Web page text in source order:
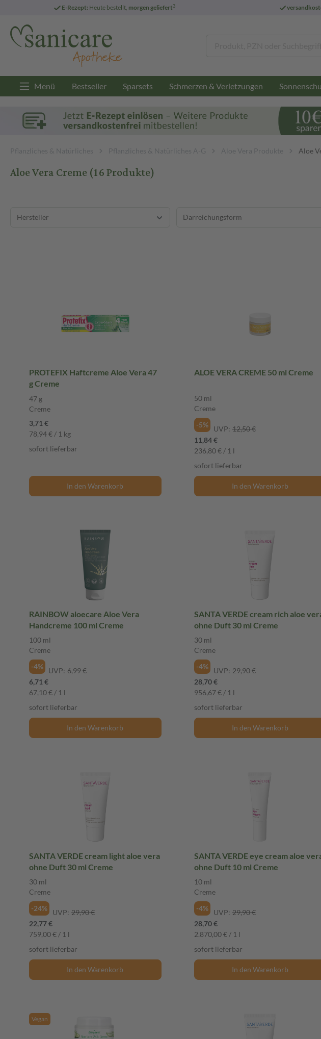
E-Rezept: Heute bestellt, morgen geliefert3
Menü Bestseller Sparsets Schmerzen & Verletzungen
Pflanzliches & Natürliches Pflanzliches & Natürliches A-G Aloe Vera Produkte Aloe
Aloe Vera Creme(16 Produkte)
Hersteller Darreichungsform
PROTEFIX Haftcreme Aloe Vera 47
g Creme
47 g
Creme
3,71 €
78,94 € / 1 kg
sofort lieferbar
In den Warenkorb
ALOE VERA CREME 50 ml Creme
50 ml
Creme
-5%
UVP: 12,50 €
11,84 €
236,80 € / 1 l
sofort lieferbar
In den Warenkorb
RAINBOW aloecare Aloe Vera
Handcreme 100 ml Creme
100 ml
Creme
-4%
UVP: 6,99 €
6,71 €
67,10 € / 1 l
sofort lieferbar
In den Warenkorb
SANTA VERDE cream rich aloe
ohne Duft 30 ml Creme
30 ml
Creme
-4%
UVP: 29,90 €
28,70 €
956,67 € / 1 l
sofort lieferbar
In den Warenkorb
SANTA VERDE cream light aloe vera
ohne Duft 30 ml Creme
30 ml
Creme
-24%
UVP: 29,90 €
22,77 €
759,00 € / 1 l
sofort lieferbar
In den Warenkorb
SANTA VERDE eye cream aloe
ohne Duft 10 ml Creme
10 ml
Creme
-4%
UVP: 29,90 €
28,70 €
2.870,00 € / 1 l
sofort lieferbar
In den Warenkorb
Vegan